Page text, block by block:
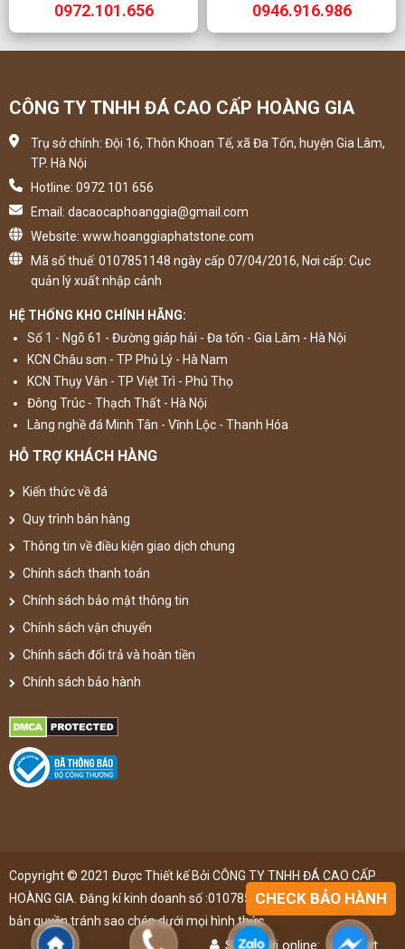
0972.101.656 0946.916.986
CÔNG TY TNHH ĐÁ CAO CẤP HOÀNG GIA
Trụ sở chính: Đội 16, Thôn Khoan Tế, xã Đa Tốn, huyện Gia Lâm,
TP. Hà Nội
Hotline: 0972 101 656
Email: dacaocaphoanggia@gmail.com
Website: www.hoanggiaphatstone.com
Mã số thuế: 0107851148 ngày cấp 07/04/2016, Nơi cấp: Cục
quản lý xuất nhập cảnh
HỆ THỐNG KHO CHÍNH HÃNG:
Số 1 - Ngõ 61 - Đường giáp hải - Đa tốn - Gia Lâm - Hà Nội
KCN Châu sơn - TP Phủ Lý - Hà Nam
KCN Thụy Vân - TP Việt Trì - Phú Thọ
Đông Trúc - Thạch Thất - Hà Nội
Làng nghề đá Minh Tân - Vĩnh Lộc - Thanh Hóa
HỖ TRỢ KHÁCH HÀNG
Kiến thức về đá
Quy trình bán hàng
Thông tin về điều kiện giao dịch chung
Chính sách thanh toán
Chính sách bảo mật thông tin
Chính sách vận chuyển
Chính sách đổi trả và hoàn tiền
Chính sách bảo hành
Copyright © 2021 Được Thiết kế Bởi CÔNG TY TNHH ĐÁ CAO CẤP
HOÀNG GIA. Đăng kí kinh doanh số :0107851148 ,đã được đăng kí
bản quyền,tránh sao chép dưới mọi hình thức
Số người online: 49 lượt
CHECK BẢO HÀNH